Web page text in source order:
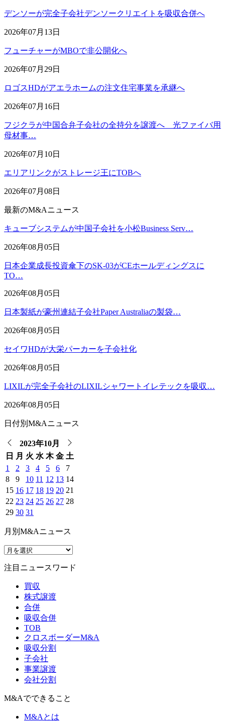
デンソーが完全子会社デンソークリエイトを吸収合併へ
2026年07月13日
フューチャーがMBOで非公開化へ
2026年07月29日
ロゴスHDがアエラホームの注文住宅事業を承継へ
2026年07月16日
フジクラが中国合弁子会社の全持分を譲渡へ 光ファイバ用
母材事…
2026年07月10日
エリアリンクがストレージ王にTOBへ
2026年07月08日
最新のM&Aニュース
キューブシステムが中国子会社を小松Business Serv…
2026年08月05日
日本企業成長投資傘下のSK-03がCEホールディングスに
TO…
2026年08月05日
日本製紙が豪州連結子会社Paper Australiaの製袋…
2026年08月05日
セイワHDが大栄パーカーを子会社化
2026年08月05日
LIXILが完全子会社のLIXILシャワートイレテックを吸収…
2026年08月05日
日付別M&Aニュース
2023年10月
日
月 火 水 木 金 土
1
2 3 4 5 6
7
8
9 10 11 12 13 14
15 16 17 18 19 20 21
22 23 24 25 26 27 28
29 30 31
月別M&Aニュース
注目ニュースワード
買収
株式譲渡
合併
吸収合併
TOB
クロスボーダーM&A
吸収分割
子会社
事業譲渡
会社分割
M&Aでできること
M&Aとは